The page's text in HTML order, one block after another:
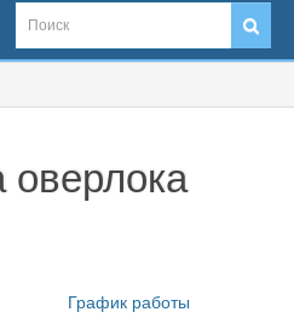
График работы